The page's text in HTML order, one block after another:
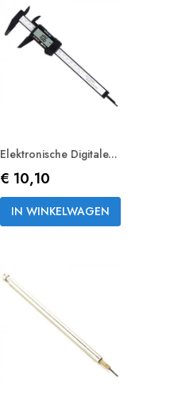
Elektronische Digitale...
Prijs
€ 10,10
IN WINKELWAGEN